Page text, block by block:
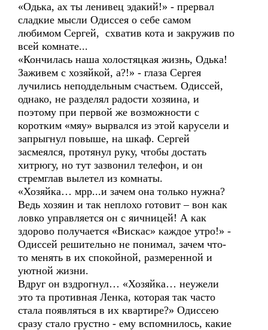
«Одька, ах ты ленивец эдакий!» - прервал
сладкие мысли Одиссея о себе самом
любимом Сергей, схватив кота и закружив по
всей комнате...
«Кончилась наша холостяцкая жизнь, Одька!
Заживем с хозяйкой, а?!» - глаза Сергея
лучились неподдельным счастьем. Одиссей,
однако, не разделял радости хозяина, и
поэтому при первой же возможности с
коротким «мяу» вырвался из этой карусели и
запрыгнул повыше, на шкаф. Сергей
засмеялся, протянул руку, чтобы достать
хитрюгу, но тут зазвонил телефон, и он
стремглав вылетел из комнаты.
«Хозяйка… мрр...и зачем она только нужна?
Ведь хозяин и так неплохо готовит – вон как
ловко управляется он с яичницей! А как
здорово получается «Вискас» каждое утро!» -
Одиссей решительно не понимал, зачем что-
то менять в их спокойной, размеренной и
уютной жизни.
Вдруг он вздрогнул… «Хозяйка… неужели
это та противная Ленка, которая так часто
стала появляться в их квартире?» Одиссею
сразу стало грустно - ему вспомнилось, какие